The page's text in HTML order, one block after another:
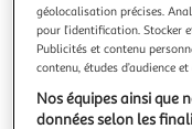
feuillantine
Découvrez Lindt
la recette Praliné
crêpe dentelle,
110g 1 pièce
géolocalisation précises.
pour l’identification. Stocker
Publicités et contenu
contenu, études d’audience
Nos équipes ainsi que
données selon les